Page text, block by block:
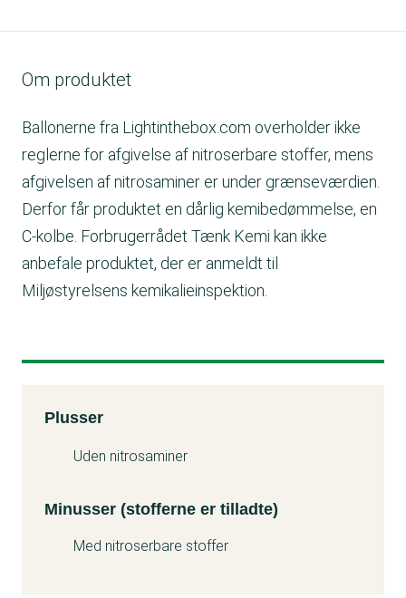
Om produktet
Ballonerne fra Lightinthebox.com overholder ikke
reglerne for afgivelse af nitroserbare stoffer, mens
afgivelsen af nitrosaminer er under grænseværdien.
Derfor får produktet en dårlig kemibedømmelse, en
C-kolbe. Forbrugerrådet Tænk Kemi kan ikke
anbefale produktet, der er anmeldt til
Miljøstyrelsens kemikalieinspektion.
Kemitest
Plusser
Uden nitrosaminer
Minusser (stofferne er tilladte)
Med nitroserbare stoffer